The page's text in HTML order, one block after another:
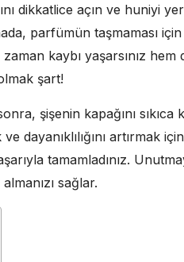
dikkatlice açın ve huniyi
parfümün taşmaması için
kaybı yaşarsınız
şart!
şişenin kapağını sıkıca
dayanıklılığını artırmak
tamamladınız.
sağlar.